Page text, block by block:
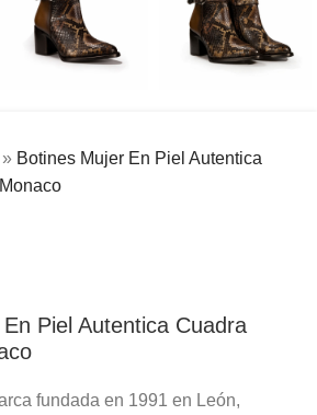
» Botines Mujer En Piel Autentica
Piel Autentica Cuadra
fundada en 1991 en León,